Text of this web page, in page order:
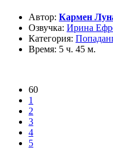
Автор: Кармен
Озвучка: Ирина
Категория:
Время: 5 ч. 45 м.
60
1
2
3
4
5